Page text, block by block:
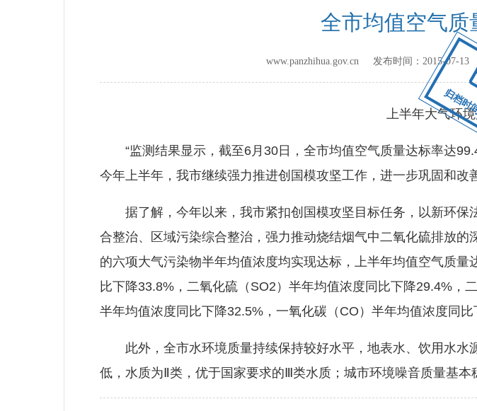
归档
全市均值空气质
www.panzhihua.gov.cn 发布时间： 2015-07-13
上半年大气环
“监测结果显示，截至6月30日，全市均值空气质量达标率达
今年上半年，我市继续强力推进创国模攻坚工作，进一步巩固和改
据了解，今年以来，我市紧扣创国模攻坚目标任务，以新环保
合整治、区域污染综合整治，强力推动烧结烟气中二氧化硫排放
的六项大气污染物半年均值浓度均实现达标，上半年均值空气质
比下降33.8%，二氧化硫（SO2）半年均值浓度同比下降29.4%，
半年均值浓度同比下降32.5%，一氧化碳（CO）半年均值浓度同比
此外，全市水环境质量持续保持较好水平，地表水、饮用水水
低，水质为Ⅱ类，优于国家要求的Ⅲ类水质；城市环境噪音质量基本